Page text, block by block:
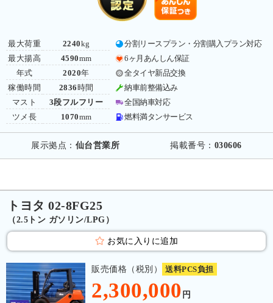
最大荷重
最大揚高
年式
稼働時間
マスト
ツメ長
2240kg
4590mm
2020年
2836 時間
3段フルフリー
1070mm
分割リースプラン・分割購入プラン対応
6ヶ月あんしん保証
全タイヤ新品交換
納車前整備込み
全国納車対応
燃料満タンサービス
展示拠点： 仙台営業所 掲載番号： 030606
トヨタ 02-8FG25
（2.5トン ガソリン/LPG）
お気に入りに追加
販売価格（税別） 送料PCS負担
2,300,000 円